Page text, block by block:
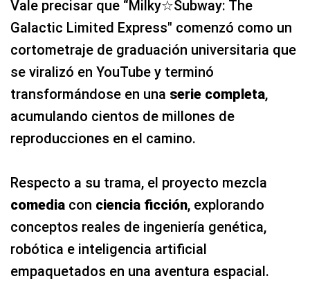
Vale precisar que “Milky☆Subway: The
Galactic Limited Express" comenzó como un
cortometraje de graduación universitaria que
se viralizó en YouTube y terminó
transformándose en una serie completa,
acumulando cientos de millones de
reproducciones en el camino.
Respecto a su trama, el proyecto mezcla
comedia con ciencia ficción, explorando
conceptos reales de ingeniería genética,
robótica e inteligencia artificial
empaquetados en una aventura espacial.